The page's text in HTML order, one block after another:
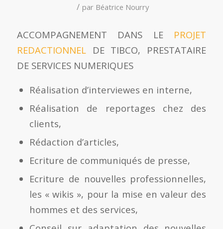
/ par Béatrice Nourry
ACCOMPAGNEMENT DANS LE PROJET
REDACTIONNELDE TIBCO, PRESTATAIRE
DE SERVICES NUMERIQUES
Réalisation d’interviewes en interne,
Réalisation de reportages chez des
clients,
Rédaction d’articles,
Ecriture de communiqués de presse,
Ecriture de nouvelles professionnelles,
les « wikis », pour la mise en valeur des
hommes et des services,